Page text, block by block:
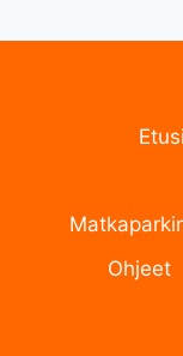
Ohjeet